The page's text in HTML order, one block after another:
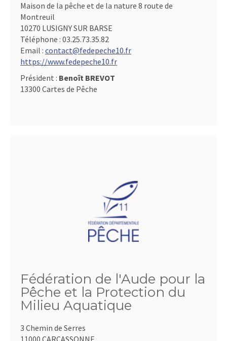
Maison de la pêche et de la nature 8 route de
Montreuil
10270 LUSIGNY SUR BARSE
Téléphone : 03.25.73.35.82
Email : contact@fedepeche10.fr
https://www.fedepeche10.fr
Président : Benoît BREVOT
13300 Cartes de Pêche
Fédération de l'Aude pour la
Pêche et la Protection du
Milieu Aquatique
3 Chemin de Serres
11000 CARCASSONNE